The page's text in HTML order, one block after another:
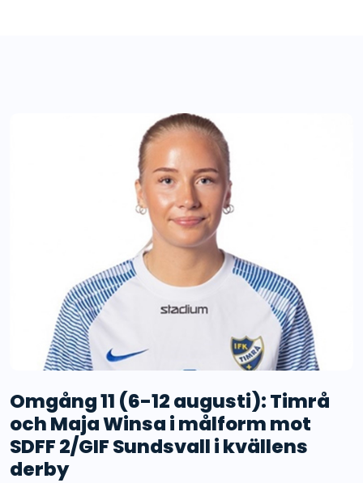
Omgång 11 (6-12 augusti): Timrå
och Maja Winsa i målform mot
SDFF 2/GIF Sundsvall i kvällens
derby